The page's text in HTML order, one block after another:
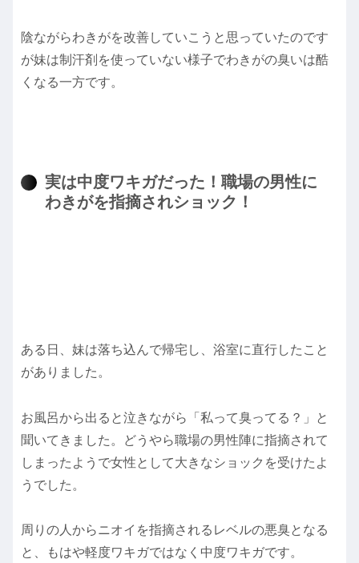
陰ながらわきがを改善していこうと思っていたのです
が妹は制汗剤を使っていない様子でわきがの臭いは酷
くなる一方です。
実は中度ワキガだった！職場の男性に
わきがを指摘されショック！
ある日、妹は落ち込んで帰宅し、浴室に直行したこと
がありました。
お風呂から出ると泣きながら「私って臭ってる？」と
聞いてきました。どうやら職場の男性陣に指摘されて
しまったようで女性として大きなショックを受けたよ
うでした。
周りの人からニオイを指摘されるレベルの悪臭となる
と、もはや軽度ワキガではなく中度ワキガです。